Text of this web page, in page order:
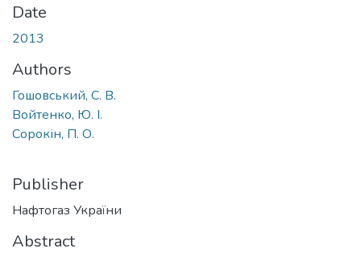
Date
2013
Authors
Гошовський, С. В.
Войтенко, Ю. І.
Сорокін, П. О.
Publisher
Нафтогаз України
Abstract